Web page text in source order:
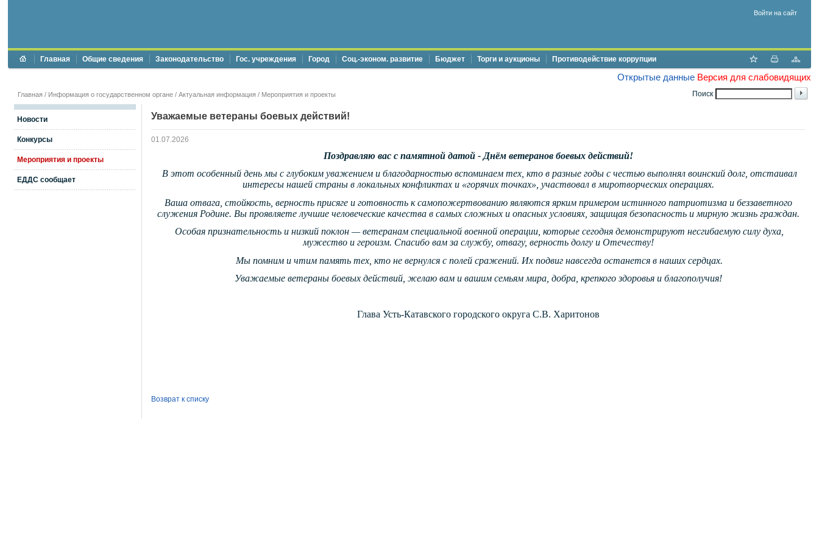
Войти на сайт
Главная Общие сведения Законодательство Гос. учреждения Город Соц.-эконом. развитие Бюджет Торги и аукционы Противодействие коррупции
Открытые данные Версия для слабовидящих
Поиск
Главная / Информация о государственном органе / Актуальная информация / Мероприятия и проекты
Новости
Конкурсы
Мероприятия и проекты
ЕДДС сообщает
Уважаемые ветераны боевых действий!
01.07.2026
Поздравляю вас с памятной датой - Днём ветеранов боевых действий!
В этот особенный день мы с глубоким уважением и благодарностью вспоминаем тех, кто в разные годы с честью выполнял воинский долг, отстаивал
интересы нашей страны в локальных конфликтах и «горячих точках», участвовал в миротворческих операциях.
Ваша отвага, стойкость, верность присяге и готовность к самопожертвованию являются ярким примером истинного патриотизма и беззаветного
служения Родине. Вы проявляете лучшие человеческие качества в самых сложных и опасных условиях, защищая безопасность и мирную жизнь граждан.
Особая признательность и низкий поклон — ветеранам специальной военной операции, которые сегодня демонстрируют несгибаемую силу духа,
мужество и героизм. Спасибо вам за службу, отвагу, верность долгу и Отечеству!
Мы помним и чтим память тех, кто не вернулся с полей сражений. Их подвиг навсегда останется в наших сердцах.
Уважаемые ветераны боевых действий, желаю вам и вашим семьям мира, добра, крепкого здоровья и благополучия!
Глава Усть-Катавского городского округа С.В. Харитонов
Возврат к списку